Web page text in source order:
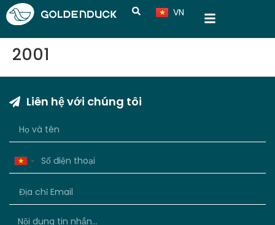
VN
CN
2001
Liên hệ với chúng tôi
Vietnam